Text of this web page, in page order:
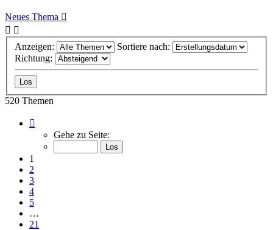
Neues Thema
Anzeigen:
Sortiere nach:
Richtung:
520 Themen
von
Gehe zu Seite:
1
2
3
4
5
…
21